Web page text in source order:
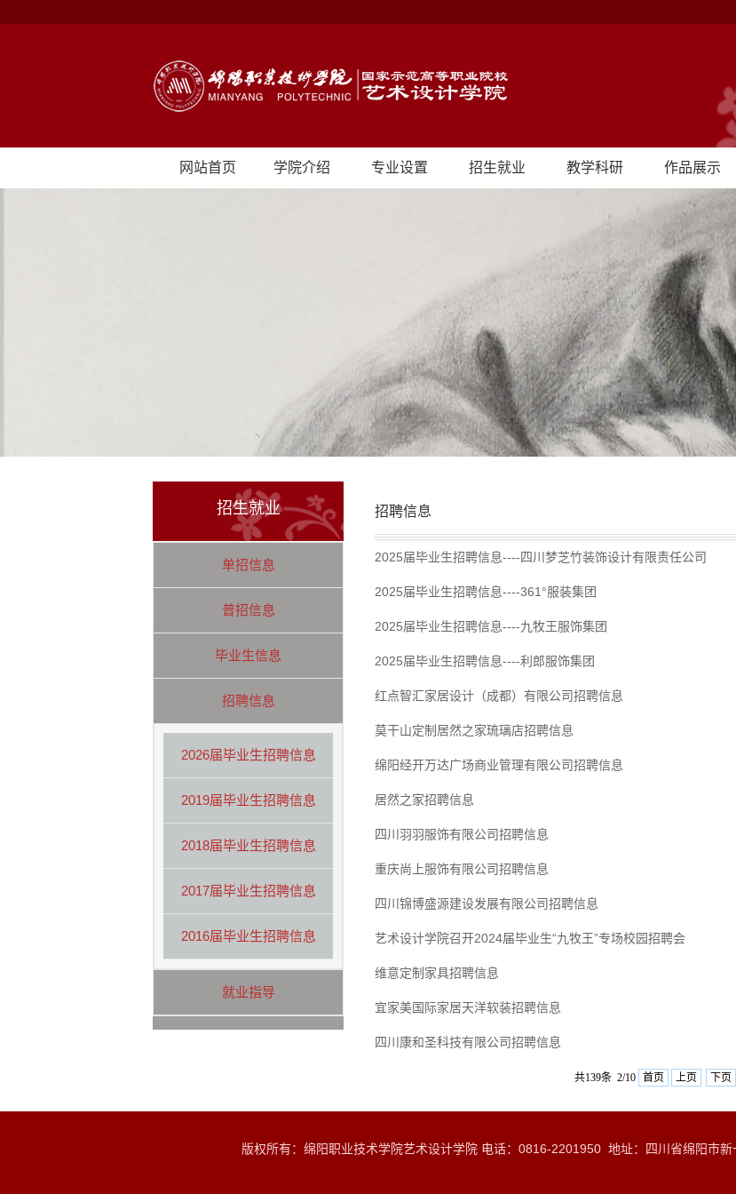
网站首页 学院介绍 专业设置 招生就业 教学科研 作品展示
招生就业
单招信息
普招信息
毕业生信息
招聘信息
2026届毕业生招聘信息
2019届毕业生招聘信息
2018届毕业生招聘信息
2017届毕业生招聘信息
2016届毕业生招聘信息
就业指导
招聘信息
2025届毕业生招聘信息----四川梦芝竹装饰设计有限责任公司
2025届毕业生招聘信息----361°服装集团
2025届毕业生招聘信息----九牧王服饰集团
2025届毕业生招聘信息----利郎服饰集团
红点智汇家居设计（成都）有限公司招聘信息
莫干山定制居然之家琉璃店招聘信息
绵阳经开万达广场商业管理有限公司招聘信息
居然之家招聘信息
四川羽羽服饰有限公司招聘信息
重庆尚上服饰有限公司招聘信息
四川锦博盛源建设发展有限公司招聘信息
艺术设计学院召开2024届毕业生“九牧王”专场校园招聘会
维意定制家具​招聘信息
宜家美国际家居天洋软装招聘信息
四川康和圣科技有限公司招聘信息
共139条 2/10 首页 上页 下页
版权所有：绵阳职业技术学院艺术设计学院 电话：0816-2201950 地址：四川省绵阳市新